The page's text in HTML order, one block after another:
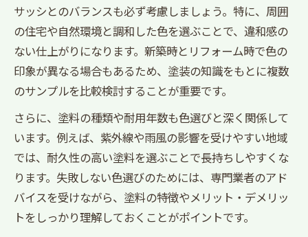
サッシとのバランスも必ず考慮しましょう。特に、周囲
の住宅や自然環境と調和した色を選ぶことで、違和感の
ない仕上がりになります。新築時とリフォーム時で色の
印象が異なる場合もあるため、塗装の知識をもとに複数
のサンプルを比較検討することが重要です。
さらに、塗料の種類や耐用年数も色選びと深く関係して
います。例えば、紫外線や雨風の影響を受けやすい地域
では、耐久性の高い塗料を選ぶことで長持ちしやすくな
ります。失敗しない色選びのためには、専門業者のアド
バイスを受けながら、塗料の特徴やメリット・デメリッ
トをしっかり理解しておくことがポイントです。